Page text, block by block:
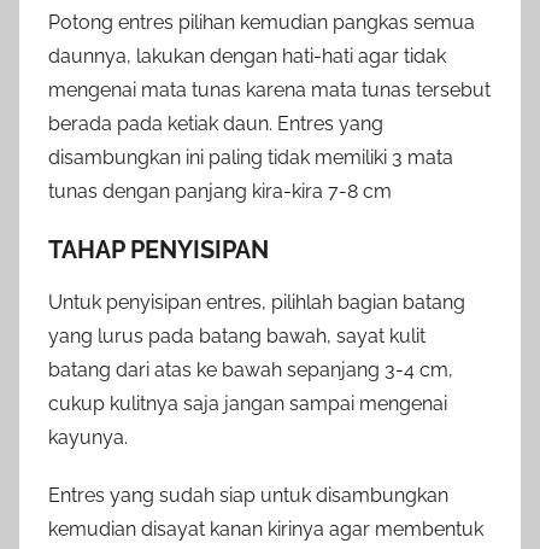
Potong entres pilihan kemudian pangkas semua
daunnya, lakukan dengan hati-hati agar tidak
mengenai mata tunas karena mata tunas tersebut
berada pada ketiak daun. Entres yang
disambungkan ini paling tidak memiliki 3 mata
tunas dengan panjang kira-kira 7-8 cm
TAHAP PENYISIPAN
Untuk penyisipan entres, pilihlah bagian batang
yang lurus pada batang bawah, sayat kulit
batang dari atas ke bawah sepanjang 3-4 cm,
cukup kulitnya saja jangan sampai mengenai
kayunya.
Entres yang sudah siap untuk disambungkan
kemudian disayat kanan kirinya agar membentuk